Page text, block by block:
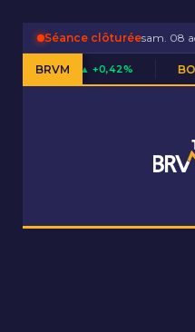
Séance clôturéesam. 08
BRVM
+0,42% BOAC11 600 ▬